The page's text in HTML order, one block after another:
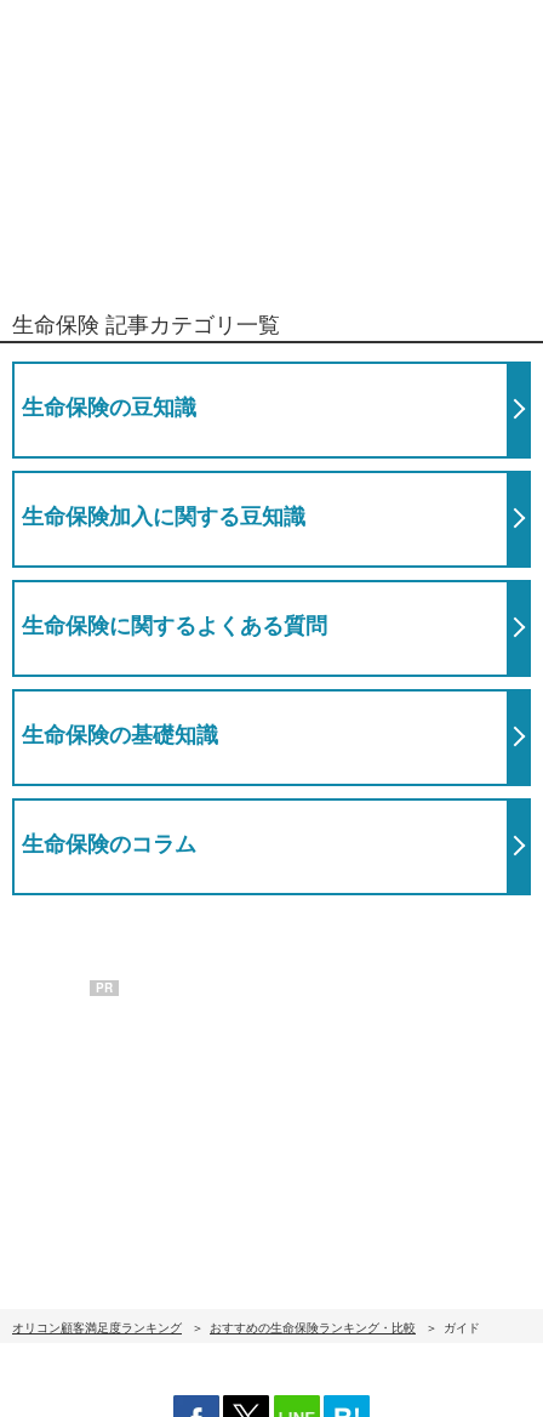
生命保険 記事カテゴリ一覧
生命保険の豆知識
生命保険加入に関する豆知識
生命保険に関するよくある質問
生命保険の基礎知識
生命保険のコラム
PR
オリコン顧客満足度ランキング おすすめの生命保険ランキング・比較 ガイド